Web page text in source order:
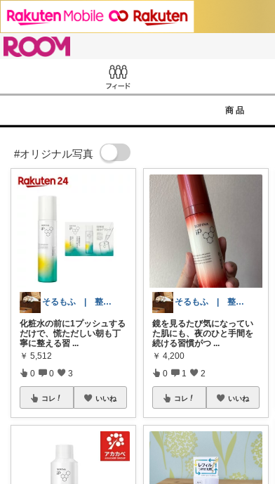
商品
#オリジナル写真
そるもふ | 整う暮らしと犬
化粧水の前に1プッシュする
だけで、慌ただしい朝も丁
寧に整える習 ...
￥ 5,512
0 0 3
コレ いいね
そるもふ | 整う暮らしと犬
鏡を見るたび気になってい
た肌にも、夜のひと手間を
続ける習慣がつ ...
￥ 4,200
0 1 2
コレ いいね